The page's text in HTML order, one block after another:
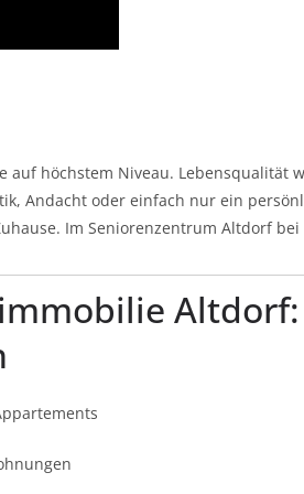
höchstem Niveau. Lebensqualität
Andacht oder einfach nur ein
Im Seniorenzentrum Altdorf